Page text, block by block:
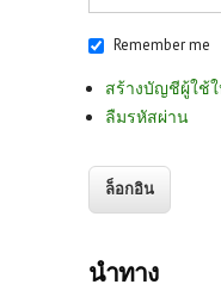
Remember me
สร้างบัญชีผู้ใช้
ลืมรหัสผ่าน
นำทาง